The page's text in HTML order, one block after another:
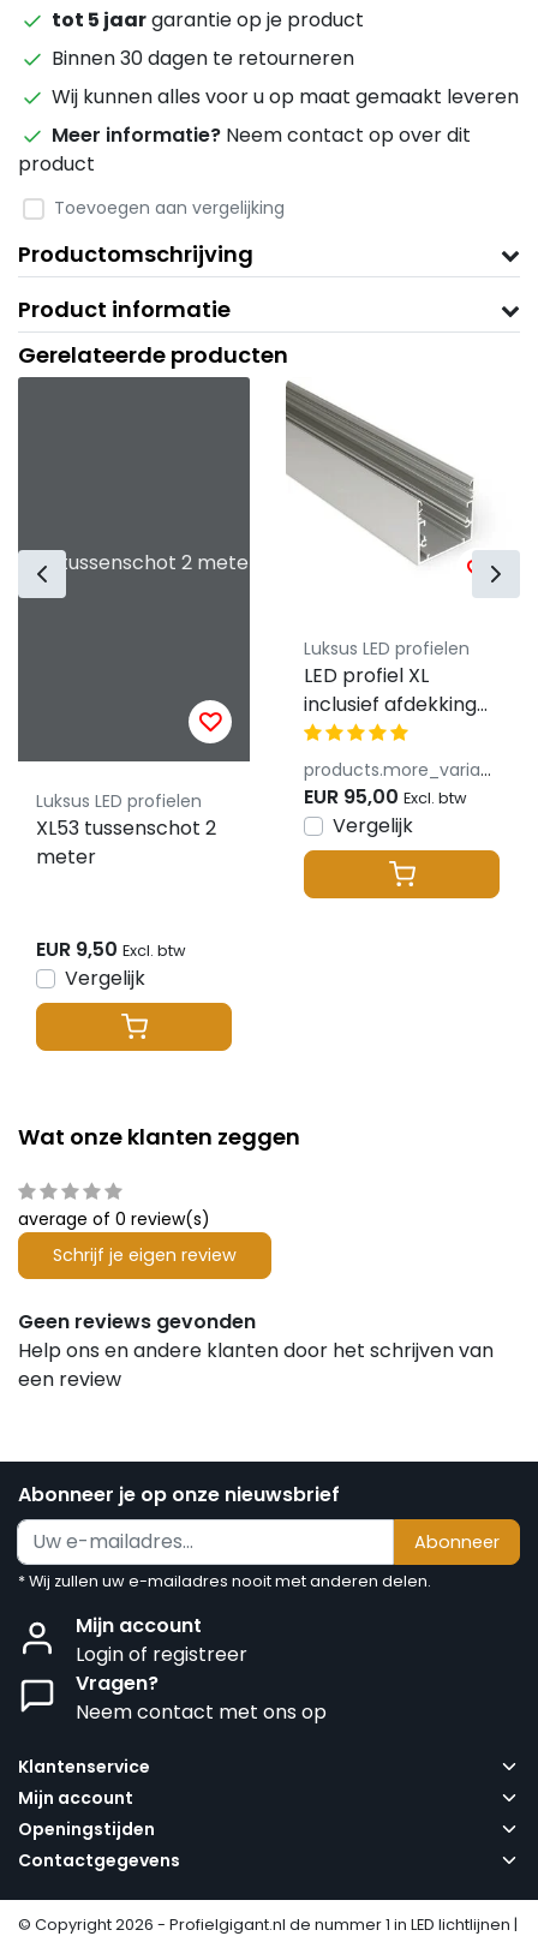
tot 5 jaargarantie op je product
Binnen 30 dagen te retourneren
Wij kunnen alles voor u op maat gemaakt leveren
Meer informatie? Neem contact op over dit
product
Toevoegen aan vergelijking
Productomschrijving
Product informatie
Gerelateerde producten
XL53 tussenschot 2 meter
Luksus LED profielen
XL53 tussenschot 2
meter
EUR 9,50 Excl. btw
Vergelijk
Luksus LED profielen
LED profiel XL
inclusief afdekking
53mm x 53mm -
XL53ALU
products.more_variants_available
EUR 95,00 Excl. btw
Vergelijk
Wat onze klanten zeggen
average of 0 review(s)
Schrijf je eigen review
Geen reviews gevonden
Help ons en andere klanten door het schrijven van
een review
Abonneer je op onze nieuwsbrief
Abonneer
* Wij zullen uw e-mailadres nooit met anderen delen.
Mijn account
Login of registreer
Vragen?
Neem contact met ons op
Klantenservice
Mijn account
Openingstijden
Contactgegevens
© Copyright 2026 - Profielgigant.nl de nummer 1 in LED lichtlijnen |